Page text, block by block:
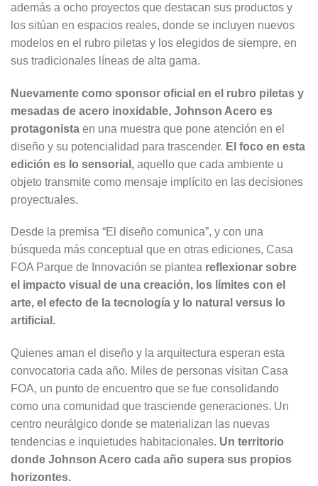
además a ocho proyectos que destacan sus productos y
los sitúan en espacios reales, donde se incluyen nuevos
modelos en el rubro piletas y los elegidos de siempre, en
sus tradicionales líneas de alta gama.
Nuevamente como sponsor oficial en el rubro piletas y
mesadas de acero inoxidable, Johnson Acero es
protagonista en una muestra que pone atención en el
diseño y su potencialidad para trascender. El foco en esta
edición es lo sensorial, aquello que cada ambiente u
objeto transmite como mensaje implícito en las decisiones
proyectuales.
Desde la premisa “El diseño comunica”, y con una
búsqueda más conceptual que en otras ediciones, Casa
FOA Parque de Innovación se plantea reflexionar sobre
el impacto visual de una creación, los límites con el
arte, el efecto de la tecnología y lo natural versus lo
artificial.
Quienes aman el diseño y la arquitectura esperan esta
convocatoria cada año. Miles de personas visitan Casa
FOA, un punto de encuentro que se fue consolidando
como una comunidad que trasciende generaciones. Un
centro neurálgico donde se materializan las nuevas
tendencias e inquietudes habitacionales. Un territorio
donde Johnson Acero cada año supera sus propios
horizontes.